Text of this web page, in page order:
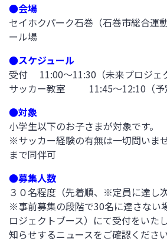
●会場
セイホクパーク石巻（石巻市総合運
ール場
●スケジュール
受付 11:00～11:30（未来プロジェ
サッカー教室 11:45～12:10（予
●対象
小学生以下のお子さまが対象です。
※サッカー経験の有無は一切問いま
まで同伴可
●募集人数
３０名程度（先着順、※定員に達し
※事前募集の段階で30名に達さない
ロジェクトブース）にて受付をいた
知らせするニュースをご確認ください